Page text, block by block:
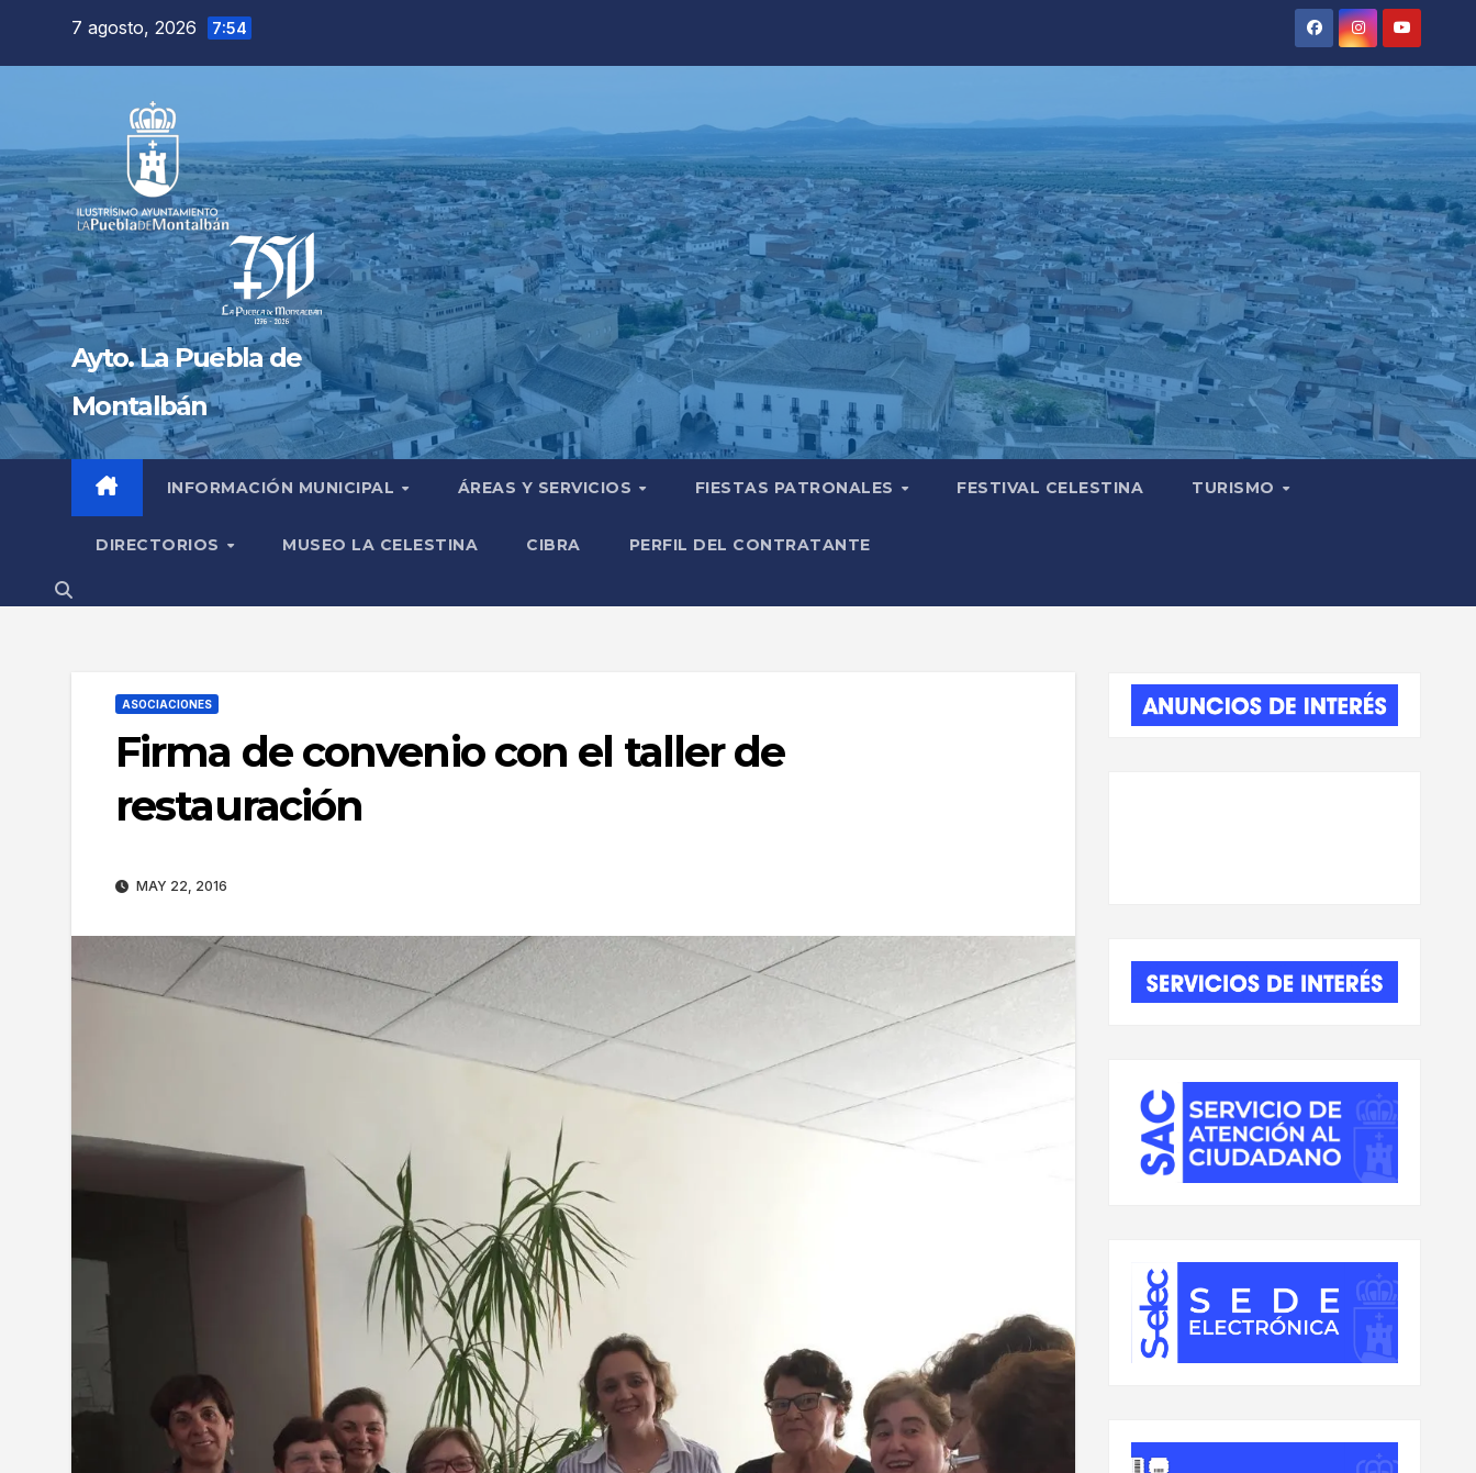
7 agosto, 2026 7:54
Ayto. La Puebla de
Montalbán
INFORMACIÓN MUNICIPAL ÁREAS Y SERVICIOS FIESTAS PATRONALES FESTIVAL CELESTINA TURISMO
DIRECTORIOS MUSEO LA CELESTINA CIBRA PERFIL DEL CONTRATANTE
ASOCIACIONES
Firma de convenio con el taller de
restauración
MAY 22, 2016